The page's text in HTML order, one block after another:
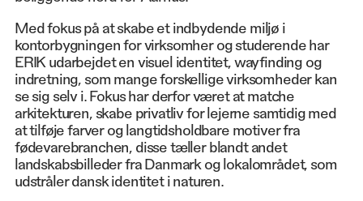
Med fokus på at skabe et indbydende miljø i
kontorbygningen for virksomher og studerende har
ERIK udarbejdet en visuel identitet, wayfinding og
indretning, som mange forskellige virksomheder kan
se sig selv i. Fokus har derfor været at matche
arkitekturen, skabe privatliv for lejerne samtidig med
at tilføje farver og langtidsholdbare motiver fra
fødevarebranchen, disse tæller blandt andet
landskabsbilleder fra Danmark og lokalområdet, som
udstråler dansk identitet i naturen.